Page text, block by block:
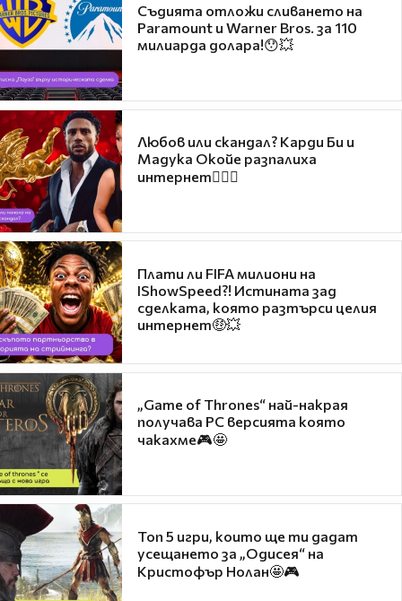
Съдията отложи сливането на
Paramount и Warner Bros. за 110
милиарда долара!😯💥
Любов или скандал? Карди Би и
Мадука Окойе разпалиха
интернет❤️‍🔥🔥
Плати ли FIFA милиони на
IShowSpeed?! Истината зад
сделката, която разтърси целия
интернет🤑💥
„Game of Thrones“ най-накрая
получава PC версията която
чакахме🎮🤩
Топ 5 игри, които ще ти дадат
усещането за „Одисея“ на
Кристофър Нолан🤩🎮